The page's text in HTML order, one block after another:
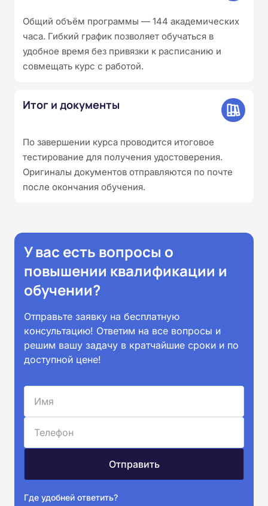
Общий объём программы — 144 академических
часа. Гибкий график позволяет обучаться в
удобное время без привязки к расписанию и
совмещать курс с работой.
Итог и документы
По завершении курса проводится итоговое
тестирование для получения удостоверения.
Оригиналы документов отправляются по почте
после окончания обучения.
У вас есть вопросы о
повышении квалификации и
обучении?
Отправьте заявку на бесплатную
консультацию! Ответим на все вопросы и
решим вашу задачу в кратчайшие сроки и по
доступной цене!
Где удобней ответить?